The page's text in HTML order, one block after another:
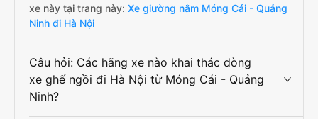
xe này tại trang này: Xe giường nằm Móng Cái - Quảng
Ninh đi Hà Nội
Câu hỏi: Các hãng xe nào khai thác dòng
xe ghế ngồi đi Hà Nội từ Móng Cái - Quảng
Ninh?